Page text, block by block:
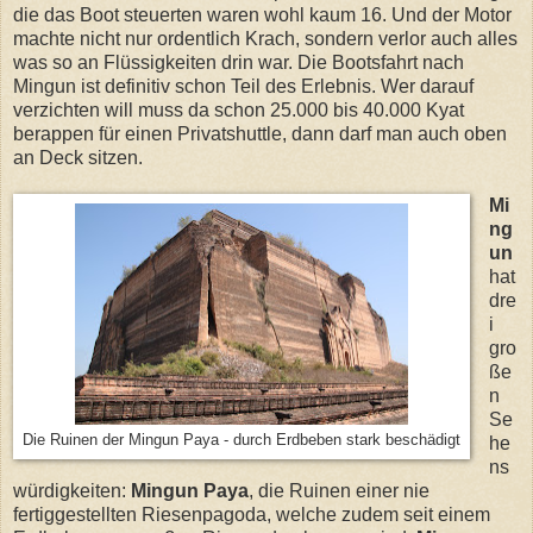
die das Boot steuerten waren wohl kaum 16. Und der Motor
machte nicht nur ordentlich Krach, sondern verlor auch alles
was so an Flüssigkeiten drin war. Die Bootsfahrt nach
Mingun ist definitiv schon Teil des Erlebnis. Wer darauf
verzichten will muss da schon 25.000 bis 40.000 Kyat
berappen für einen Privatshuttle, dann darf man auch oben
an Deck sitzen.
Die Ruinen der Mingun Paya - durch Erdbeben stark beschädigt
Mi
ng
un
hat
dre
i
gro
ße
n
Se
he
ns
würdigkeiten: Mingun Paya, die Ruinen einer nie
fertiggestellten Riesenpagoda, welche zudem seit einem